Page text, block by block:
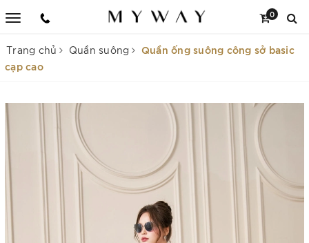
0
Trang chủ Quần suông
Quần ống suông công sở basic
cạp cao